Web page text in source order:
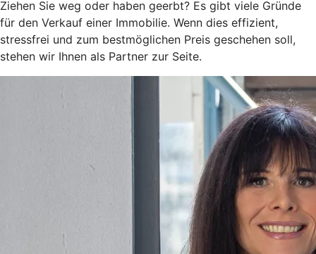
Ziehen Sie weg oder haben geerbt? Es gibt viele Gründe
für den Verkauf einer Immobilie. Wenn dies effizient,
stressfrei und zum bestmöglichen Preis geschehen soll,
stehen wir Ihnen als Partner zur Seite.